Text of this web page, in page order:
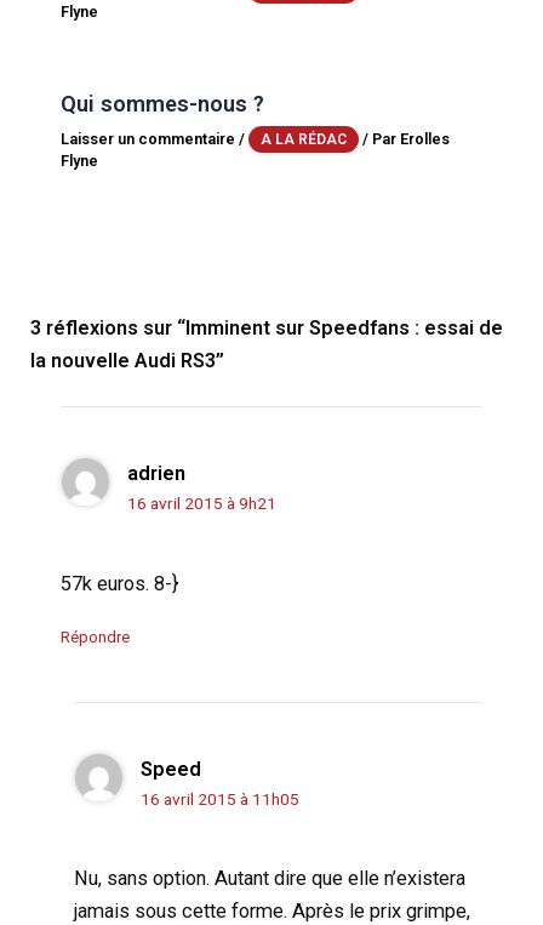
Flyne
Qui sommes-nous ?
Laisser un commentaire / A LA RÉDAC / Par Erolles
Flyne
3 réflexions sur “Imminent sur Speedfans : essai de
la nouvelle Audi RS3”
adrien
16 avril 2015 à 9h21
57k euros. 8-}
Répondre
Speed
16 avril 2015 à 11h05
Nu, sans option. Autant dire que elle n’existera
jamais sous cette forme. Après le prix grimpe,